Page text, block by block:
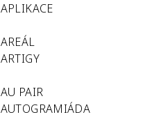
APLIKACE
AREÁL
ARTIGY
AU PAIR
AUTOGRAMIÁDA